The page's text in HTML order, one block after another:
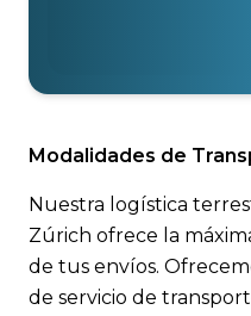
Modalidades de
Nuestra logística
Zúrich ofrece la
de tus envíos.
de servicio de